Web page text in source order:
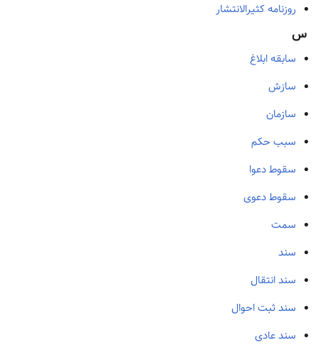
روزنامه‌ کثیرالانتشار
س
سابقه ابلاغ
سازش
سازمان
سبب حکم
سقوط دعوا
سقوط دعوی
سمت
سند
سند انتقال
سند ثبت احوال
سند عادی